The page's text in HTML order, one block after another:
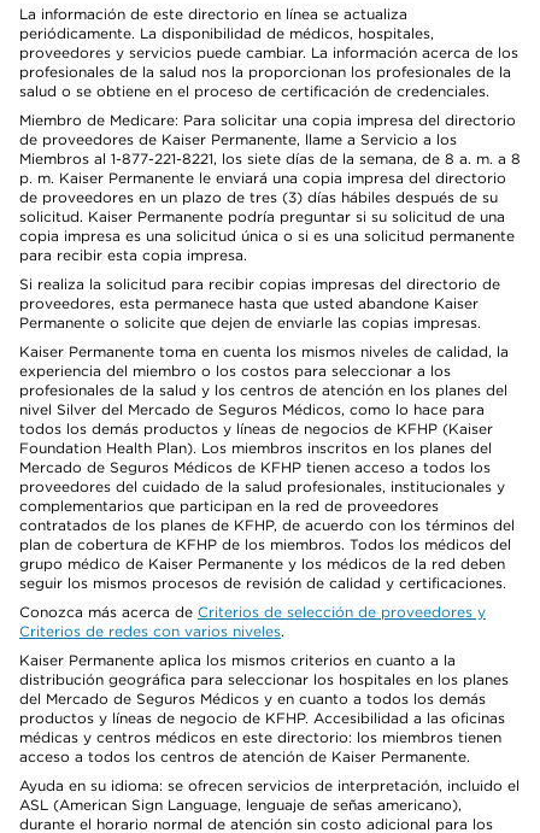
La información de este directorio en línea se actualiza
periódicamente. La disponibilidad de médicos, hospitales,
proveedores y servicios puede cambiar. La información acerca de los
profesionales de la salud nos la proporcionan los profesionales de la
salud o se obtiene en el proceso de certificación de credenciales.
Miembro de Medicare: Para solicitar una copia impresa del directorio
de proveedores de Kaiser Permanente, llame a Servicio a los
Miembros al 1-877-221-8221, los siete días de la semana, de 8 a. m. a 8
p. m. Kaiser Permanente le enviará una copia impresa del directorio
de proveedores en un plazo de tres (3) días hábiles después de su
solicitud. Kaiser Permanente podría preguntar si su solicitud de una
copia impresa es una solicitud única o si es una solicitud permanente
para recibir esta copia impresa.
Si realiza la solicitud para recibir copias impresas del directorio de
proveedores, esta permanece hasta que usted abandone Kaiser
Permanente o solicite que dejen de enviarle las copias impresas.
Kaiser Permanente toma en cuenta los mismos niveles de calidad, la
experiencia del miembro o los costos para seleccionar a los
profesionales de la salud y los centros de atención en los planes del
nivel Silver del Mercado de Seguros Médicos, como lo hace para
todos los demás productos y líneas de negocios de KFHP (Kaiser
Foundation Health Plan). Los miembros inscritos en los planes del
Mercado de Seguros Médicos de KFHP tienen acceso a todos los
proveedores del cuidado de la salud profesionales, institucionales y
complementarios que participan en la red de proveedores
contratados de los planes de KFHP, de acuerdo con los términos del
plan de cobertura de KFHP de los miembros. Todos los médicos del
grupo médico de Kaiser Permanente y los médicos de la red deben
seguir los mismos procesos de revisión de calidad y certificaciones.
Conozca más acerca de Criterios de selección de proveedores y
Criterios de redes con varios niveles.
Kaiser Permanente aplica los mismos criterios en cuanto a la
distribución geográfica para seleccionar los hospitales en los planes
del Mercado de Seguros Médicos y en cuanto a todos los demás
productos y líneas de negocio de KFHP. Accesibilidad a las oficinas
médicas y centros médicos en este directorio: los miembros tienen
acceso a todos los centros de atención de Kaiser Permanente.
Ayuda en su idioma: se ofrecen servicios de interpretación, incluido el
ASL (American Sign Language, lenguaje de señas americano),
durante el horario normal de atención sin costo adicional para los